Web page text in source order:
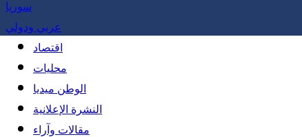
سوريا
عربي ودولي
اقتصاد
محليات
الوطن ميديا
النشرة الإعلانية
مقالات وآراء